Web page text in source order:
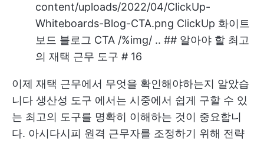
content/uploads/2022/04/ClickUp-
Whiteboards-Blog-CTA.png ClickUp 화이트
보드 블로그 CTA /%img/ .. ## 알아야 할 최고
의 재택 근무 도구 # 16
이제 재택 근무에서 무엇을 확인해야하는지 알았습
니다 생산성 도구 에서는 시중에서 쉽게 구할 수 있
는 최고의 도구를 명확히 이해하는 것이 중요합니
다. 아시다시피 원격 근무자를 조정하기 위해 전략